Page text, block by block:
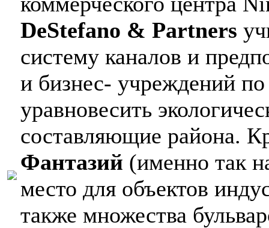
DeStefano & Partners
систему каналов и
и бизнес- учреждений
уравновесить
составляющие района.
Фантазий (именно так
место для объектов
также множества